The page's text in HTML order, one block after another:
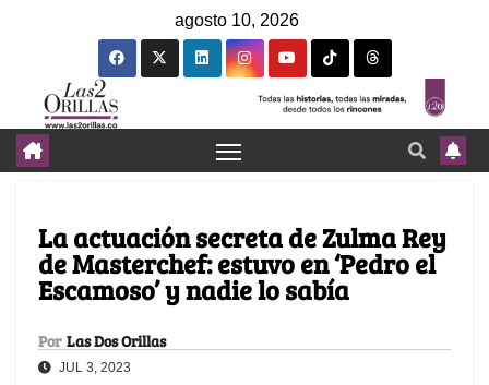
agosto 10, 2026
La actuación secreta de Zulma Rey
de Masterchef: estuvo en ‘Pedro el
Escamoso’ y nadie lo sabía
Por Las Dos Orillas
JUL 3, 2023